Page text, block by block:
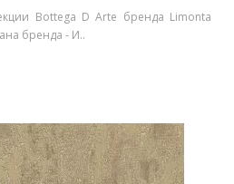
Bottega D Arte бренда Limonta
бренда - И..